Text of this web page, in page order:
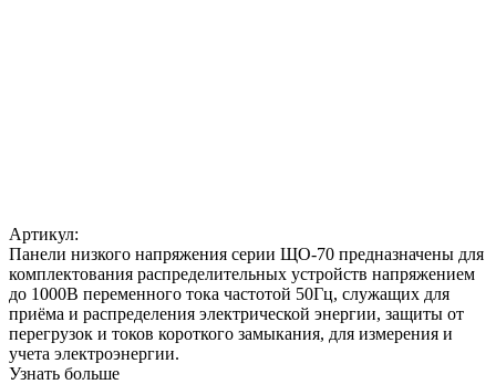
Артикул:
Панели низкого напряжения серии ЩО-70 предназначены для
комплектования распределительных устройств напряжением
до 1000В переменного тока частотой 50Гц, служащих для
приёма и распределения электрической энергии, защиты от
перегрузок и токов короткого замыкания, для измерения и
учета электроэнергии.
Узнать больше